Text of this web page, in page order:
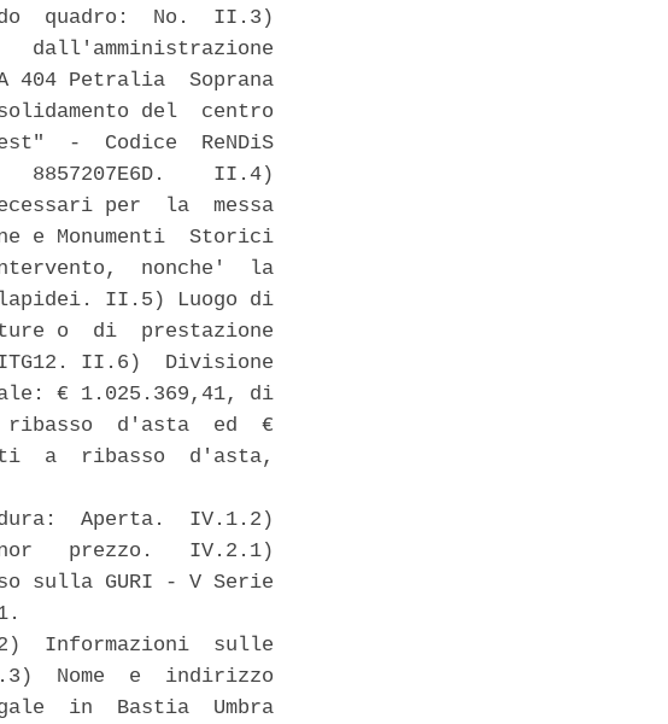
quadro:  No.  II.3)
dall'amministrazione
Petralia  Soprana
del  centro
-  Codice  ReNDiS
8857207E6D.    II.4)
per  la  messa
e Monumenti  Storici
nonche'  la
II.5) Luogo di
o  di  prestazione
II.6)  Divisione
€ 1.025.369,41, di
d'asta  ed  €
a  ribasso  d'asta,
Aperta.  IV.1.2)
prezzo.   IV.2.1)
sulla GURI - V Serie
Informazioni  sulle
Nome  e  indirizzo
in  Bastia  Umbra